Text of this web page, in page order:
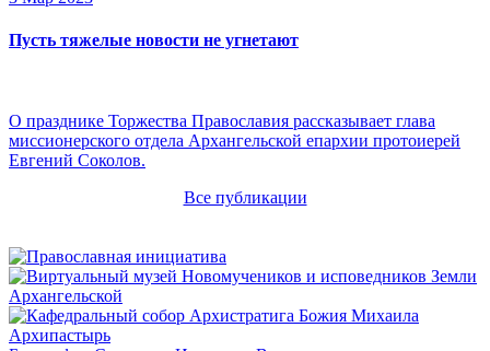
Пусть тяжелые новости не угнетают
О празднике Торжества Православия рассказывает глава
миссионерского отдела Архангельской епархии протоиерей
Евгений Соколов.
Все публикации
Архипастырь